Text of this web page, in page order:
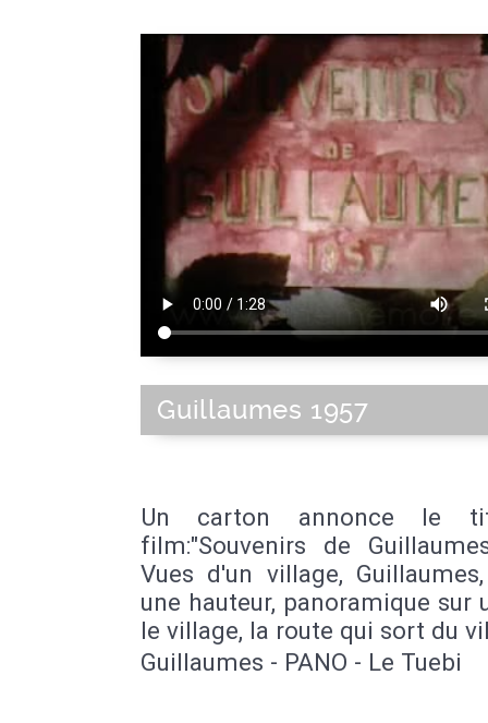
Guillaumes 1957
Un carton annonce le
film:"Souvenirs de
Vues d'un village,
une hauteur, panoramique sur
le village, la route qui sort du
Guillaumes - PANO - Le Tuebi